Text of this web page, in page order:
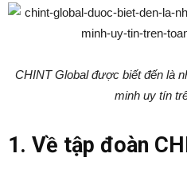
CHINT Global được biết đến là
minh uy tín
1. Về tập đoàn